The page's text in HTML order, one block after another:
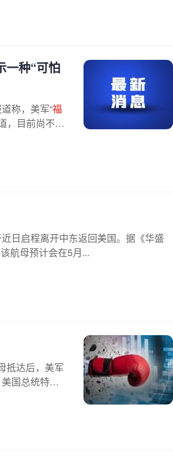
一种“可怕
称，美军“福
，目前尚不清
日启程离开中东返回美国。据《华盛
航母预计会在5月...
抵达后，美军
国总统特朗